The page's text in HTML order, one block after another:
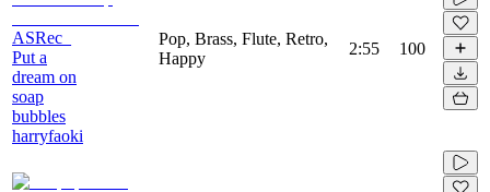
ASRec_
Put a
dream on
soap
bubbles
harryfaoki
Pop, Brass, Flute, Retro,
Happy
2:55 100